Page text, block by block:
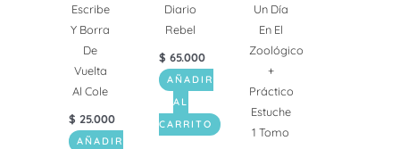
Escribe
Y Borra
De
Vuelta
Al Cole
$ 25.000
AÑADIR
Diario
Rebel
$ 65.000
AÑADIR
AL
CARRITO
Un Día
En El
Zoológico
+
Práctico
Estuche
1 Tomo